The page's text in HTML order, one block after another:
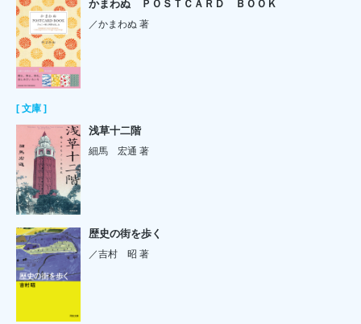
かまわぬ ＰＯＳＴＣＡＲＤ ＢＯＯＫ
／かまわぬ 著
[ 文庫 ]
浅草十二階
細馬 宏通 著
歴史の街を歩く
／吉村 昭 著